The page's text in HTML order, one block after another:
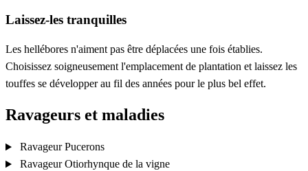
Laissez-les tranquilles
Les hellébores n'aiment pas être déplacées une fois établies.
Choisissez soigneusement l'emplacement de plantation et laissez les
touffes se développer au fil des années pour le plus bel effet.
Ravageurs et maladies
RavageurPucerons
RavageurOtiorhynque de la vigne